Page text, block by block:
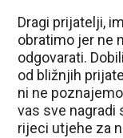
Dragi prijatelji,
obratimo jer ne
odgovarati.
od bližnjih
ni ne
vas sve nagradi
rijeci utjehe za